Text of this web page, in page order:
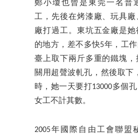
鄭小瓊也曾是東莞一名普
工，先後在烤漆廠、玩具
廠打過工。東坑五金廠是
的地方，差不多快5年，工
臺上取下兩斤多重的鐵塊，
關用超聲波軋孔，然後取下
時，她一天要打13000多個
女工不計其數。
2005年國際自由工會聯盟